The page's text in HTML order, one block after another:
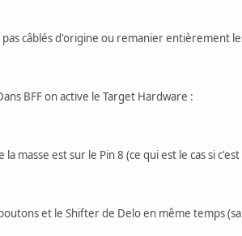
câblés d'origine ou remanier entièrement
BFF on active le Target Hardware :
masse est sur le Pin 8 (ce qui est le cas si c'est
et le Shifter de Delo en même temps